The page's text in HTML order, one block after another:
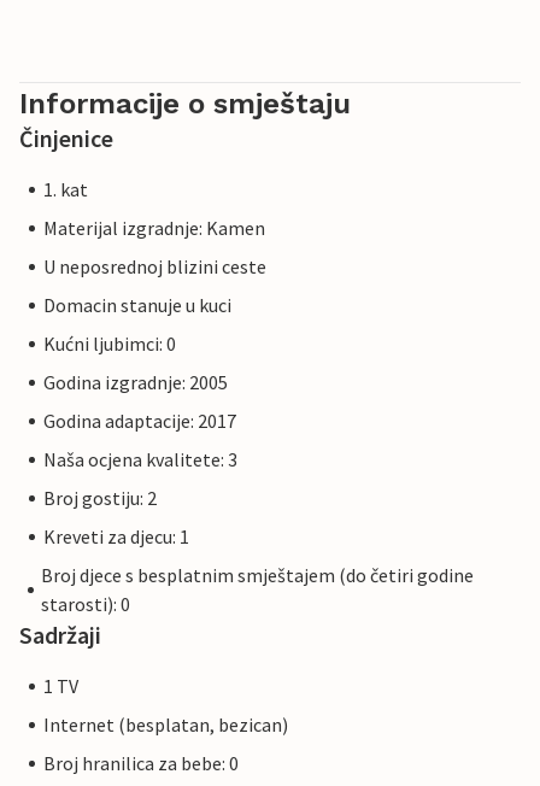
Informacije o smještaju
Činjenice
1. kat
Materijal izgradnje: Kamen
U neposrednoj blizini ceste
Domacin stanuje u kuci
Kućni ljubimci: 0
Godina izgradnje: 2005
Godina adaptacije: 2017
Naša ocjena kvalitete: 3
Broj gostiju: 2
Kreveti za djecu: 1
Broj djece s besplatnim smještajem (do četiri godine
starosti): 0
Sadržaji
1 TV
Internet (besplatan, bezican)
Broj hranilica za bebe: 0